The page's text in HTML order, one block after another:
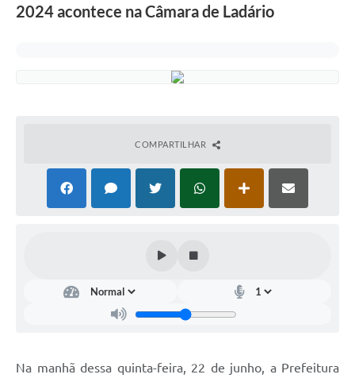
Galeria de Vídeos
2024 acontece na Câmara de Ladário
COMPARTILHAR
Na manhã dessa quinta-feira, 22 de junho, a Prefeitura